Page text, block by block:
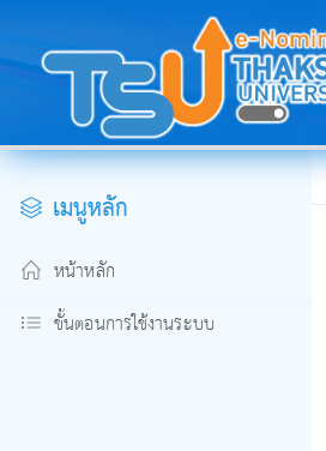
เมนูหลัก
หน้าหลัก
ขั้นตอนการใช้งานระบบ